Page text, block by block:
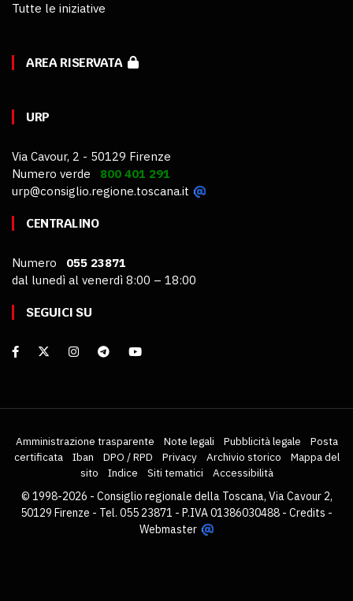
Tutte le iniziative
AREA RISERVATA
URP
Via Cavour, 2 - 50129 Firenze
Numero verde 800 401 291
urp@consiglio.regione.toscana.it
CENTRALINO
Numero 055 23871
dal lunedì al venerdì 8:00 – 18:00
SEGUICI SU
Amministrazione trasparente Note legali Pubblicità legale
Posta
certificata
Iban DPO / RPD Privacy Archivio storico
Mappa del
sito
Indice Siti tematici
Accessibilità
© 1998-2026 - Consiglio regionale della Toscana, Via Cavour 2,
50129 Firenze - Tel. 055 23871 - P.IVA 01386030488 - Credits -
Webmaster